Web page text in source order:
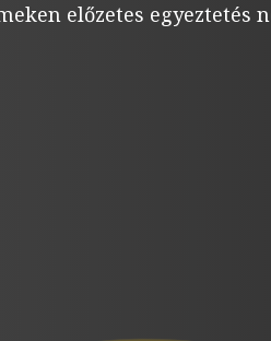
előzetes egyeztetés